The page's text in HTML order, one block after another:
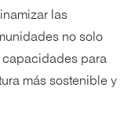
las
no solo
capacidades para
más sostenible y